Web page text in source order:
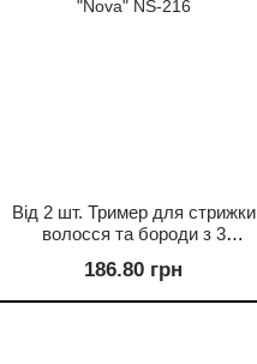
Від 2 шт. Тример для стрижки
волосся та бороди з 3
186.80 грн